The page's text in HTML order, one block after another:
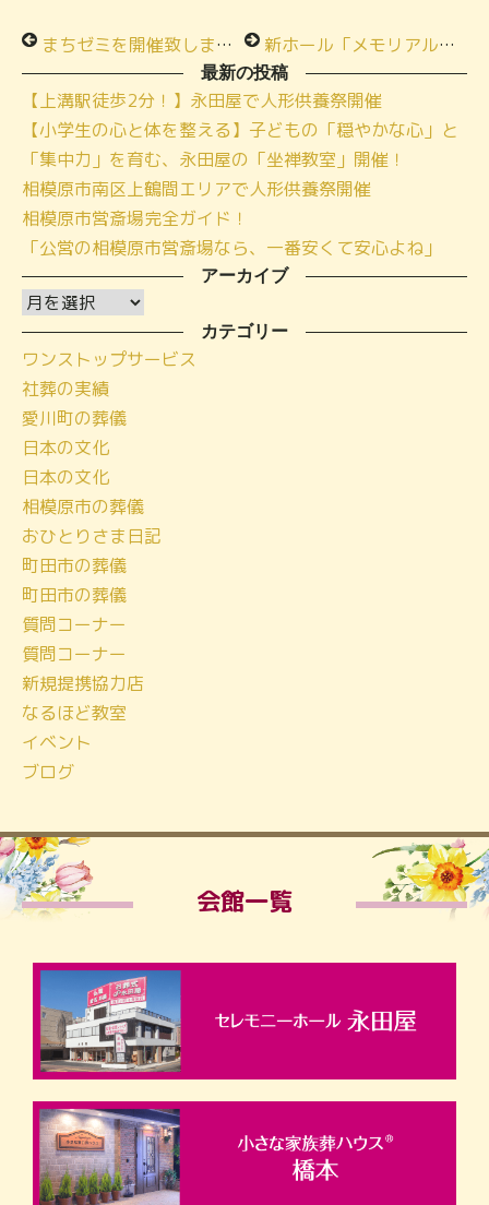
まちゼミを開催致しました！ 新ホール「メモリアルハウス城山」内覧会を開催いたしました！
最新の投稿
【上溝駅徒歩2分！】永田屋で人形供養祭開催
【小学生の心と体を整える】子どもの「穏やかな心」と
「集中力」を育む、永田屋の「坐禅教室」開催！
相模原市南区上鶴間エリアで人形供養祭開催
相模原市営斎場完全ガイド！
「公営の相模原市営斎場なら、一番安くて安心よね」
アーカイブ
ア
ー
カ
イ
ブ
カテゴリー
ワンストップサービス
社葬の実績
愛川町の葬儀
日本の文化
日本の文化
相模原市の葬儀
おひとりさま日記
町田市の葬儀
町田市の葬儀
質問コーナー
質問コーナー
新規提携協力店
なるほど教室
イベント
ブログ
会館一覧